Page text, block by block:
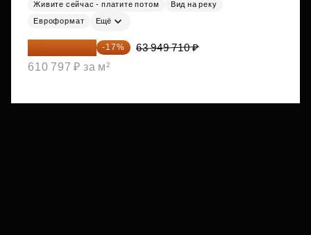
Живите сейчас - платите потом
Вид на реку
Евроформат Ещё
53 078 259 ₽ -17%
63 949 710 ₽
610 797 ₽ за м²